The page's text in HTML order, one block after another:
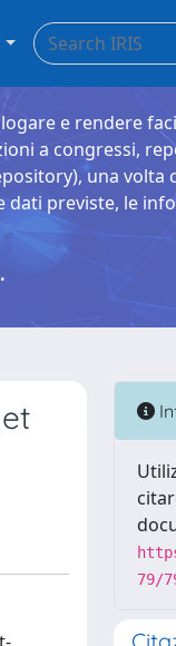
e rendere
a congressi,
una volta
previste, le
79/